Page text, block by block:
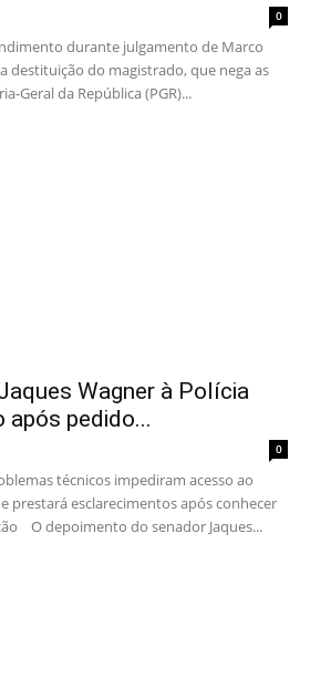
0
durante julgamento de Marco
destituição do magistrado, que nega as
Geral da República (PGR)...
Wagner à Polícia
após pedido...
0
técnicos impediram acesso ao
prestará esclarecimentos após conhecer
O depoimento do senador Jaques...